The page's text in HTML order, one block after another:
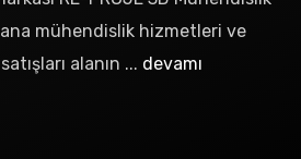
mühendislik hizmetleri ve
alanın ... devamı